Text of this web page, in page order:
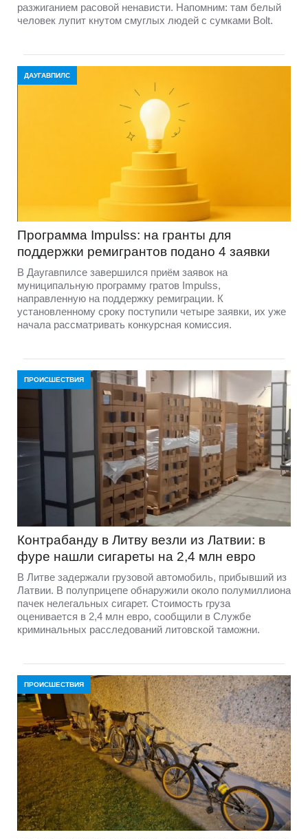
разжиганием расовой ненависти. Напомним: там белый
человек лупит кнутом смуглых людей с сумками Bolt.
ДАУГАВПИЛС
Программа Impulss: на гранты для
поддержки ремигрантов подано 4 заявки
В Даугавпилсе завершился приём заявок на
муниципальную программу гратов Impulss,
направленную на поддержку ремиграции. К
установленному сроку поступили четыре заявки, их уже
начала рассматривать конкурсная комиссия.
ПРОИСШЕСТВИЯ
Контрабанду в Литву везли из Латвии: в
фуре нашли сигареты на 2,4 млн евро
В Литве задержали грузовой автомобиль, прибывший из
Латвии. В полуприцепе обнаружили около полумиллиона
пачек нелегальных сигарет. Стоимость груза
оценивается в 2,4 млн евро, сообщили в Службе
криминальных расследований литовской таможни.
ПРОИСШЕСТВИЯ